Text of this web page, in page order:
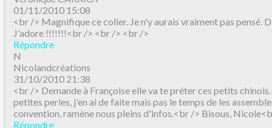
01/11/2010 15:08
<br /> Magnifique ce colier. Je n'y aurais vraiment pas pensé.
J'adore !!!!!!!<br /> <br /> <br />
Répondre
N
Nicolandcréations
31/10/2010 21:38
<br /> Demande à Françoise elle va te préter ces petits
petites perles, j'en ai de faite mais pas le temps de les
convention, ramène nous pleins d'infos.<br /> Bisous,
Répondre